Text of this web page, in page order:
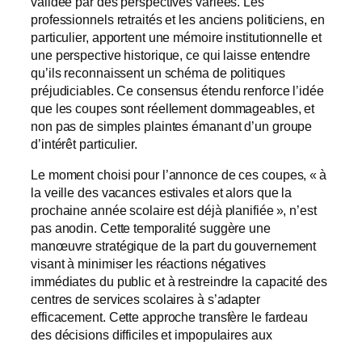
professionnels retraités et les anciens politiciens, en
particulier, apportent une mémoire institutionnelle et
une perspective historique, ce qui laisse entendre
qu’ils reconnaissent un schéma de politiques
préjudiciables. Ce consensus étendu renforce l’idée
que les coupes sont réellement dommageables, et
non pas de simples plaintes émanant d’un groupe
d’intérêt particulier.
Le moment choisi pour l’annonce de ces coupes, « à
la veille des vacances estivales et alors que la
prochaine année scolaire est déjà planifiée », n’est
pas anodin. Cette temporalité suggère une
manœuvre stratégique de la part du gouvernement
visant à minimiser les réactions négatives
immédiates du public et à restreindre la capacité des
centres de services scolaires à s’adapter
efficacement. Cette approche transfère le fardeau
des décisions difficiles et impopulaires aux